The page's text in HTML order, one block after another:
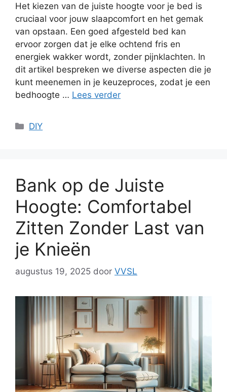
Het kiezen van de juiste hoogte voor je bed is
cruciaal voor jouw slaapcomfort en het gemak
van opstaan. Een goed afgesteld bed kan
ervoor zorgen dat je elke ochtend fris en
energiek wakker wordt, zonder pijnklachten. In
dit artikel bespreken we diverse aspecten die je
kunt meenemen in je keuzeproces, zodat je een
bedhoogte … Lees verder
Categorieën
DIY
Bank op de Juiste
Hoogte: Comfortabel
Zitten Zonder Last van
je Knieën
augustus 19, 2025 door VVSL